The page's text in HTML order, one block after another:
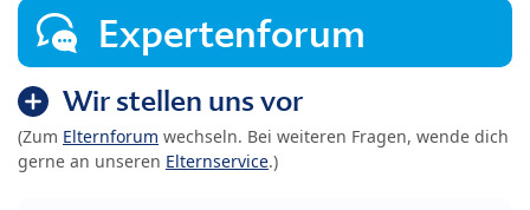
Expertenforum
Wir stellen uns vor
(Zum Elternforum wechseln. Bei weiteren Fragen, wende dich
gerne an unseren Elternservice.)